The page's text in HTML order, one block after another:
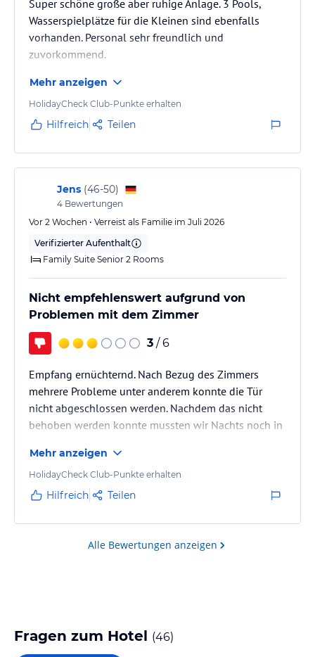
Super schöne große aber ruhige Anlage. 3 Pools,
Wasserspielplätze für die Kleinen sind ebenfalls
vorhanden. Personal sehr freundlich und
zuvorkommend.
Mehr anzeigen
HolidayCheck Club-Punkte erhalten
Hilfreich Teilen
Jens (46-50)
4 Bewertungen
Vor 2 Wochen • Verreist als Familie im Juli 2026
Verifizierter Aufenthalt
Family Suite Senior 2 Rooms
Nicht empfehlenswert aufgrund von
Problemen mit dem Zimmer
3 / 6
Empfang ernüchternd. Nach Bezug des Zimmers
mehrere Probleme unter anderem konnte die Tür
nicht abgeschlossen werden. Nachdem das nicht
behoben werden konnte mussten wir Nachts noch in
Mehr anzeigen
HolidayCheck Club-Punkte erhalten
Hilfreich Teilen
Alle Bewertungen anzeigen
Fragen zum Hotel (46)